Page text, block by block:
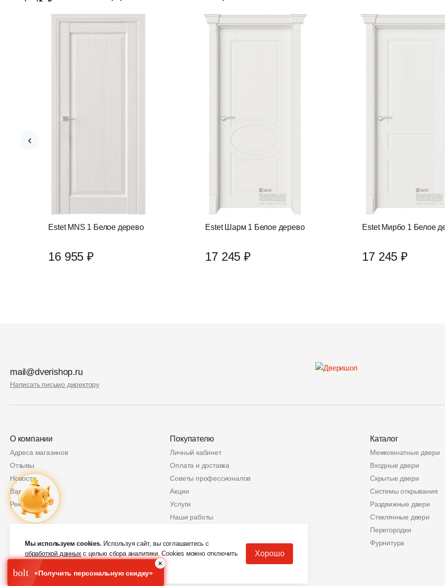
Estet MNS 1 Белое дерево
16 955 ₽
Estet Шарм 1 Белое дерево
17 245 ₽
Estet Мирбо 1 Белое
17 245 ₽
‹
mail@dverishop.ru
Написать письмо директору
О компании
Адреса магазинов
Отзывы
Новости
Вакансии
Реквизиты
Покупателю
Личный кабинет
Оплата и доставка
Советы профессионалов
Акции
Услуги
Наши работы
Защита персональных данных
Скидки от партнеров
Каталог
Межкомнатные двери
Входные двери
Скрытые двери
Системы открывания
Раздвижные двери
Стеклянные двери
Перегородки
Фурнитура
2 000 руб.
Мы используем cookies. Используя сайт, вы соглашаетесь с
обработкой данныхс целью сбора аналитики. Cookies можно отключить
в любой момент в настройках вашего браузера.
Хорошо
bolt «Получить персональную скидку»